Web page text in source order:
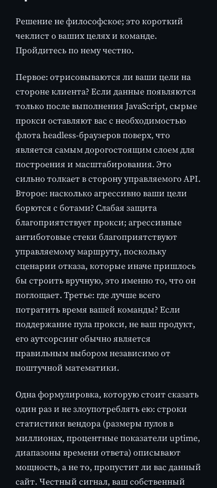
Решение не философское; это короткий
чеклист о ваших целях и команде.
Пройдитесь по нему честно.
Первое: отрисовываются ли ваши цели на
стороне клиента? Если данные появляются
только после выполнения JavaScript, сырые
прокси оставляют вас с необходимостью
флота headless-браузеров поверх, что
является самым дорогостоящим слоем для
построения и масштабирования. Это
сильно толкает в сторону управляемого API.
Второе: насколько агрессивно ваши цели
борются с ботами? Слабая защита
благоприятствует прокси; агрессивные
антиботовые стеки благоприятствуют
управляемому маршруту, поскольку
сценарии отказа, которые иначе пришлось
бы строить вручную, это именно то, что он
поглощает. Третье: где лучше всего
потратить время вашей команды? Если
поддержание пула прокси, не ваш продукт,
его аутсорсинг обычно является
правильным выбором независимо от
поштучной математики.
Одна формулировка, которую стоит сказать
один раз и не злоупотреблять ею: строки
статистики вендора (размеры пулов в
миллионах, процентные показатели uptime,
диапазоны времени ответа) описывают
мощность, а не то, пропустит ли вас данный
сайт. Честный сигнал, ваш собственный